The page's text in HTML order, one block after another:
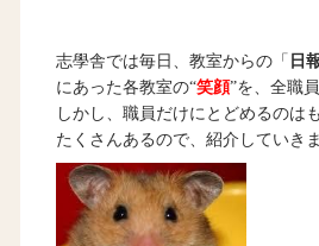
志學舎では毎日、教室からの「 日
にあった各教室の“笑顔”を、全職
しかし、職員だけにとどめるのは
たくさんあるので、紹介していきま